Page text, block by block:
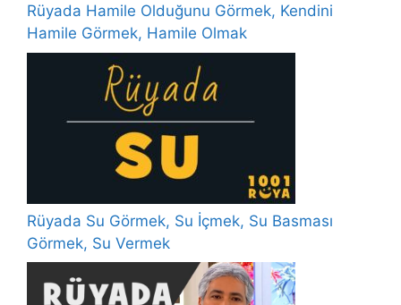
Rüyada Hamile Olduğunu Görmek, Kendini
Hamile Görmek, Hamile Olmak
Rüyada Su Görmek, Su İçmek, Su Basması
Görmek, Su Vermek